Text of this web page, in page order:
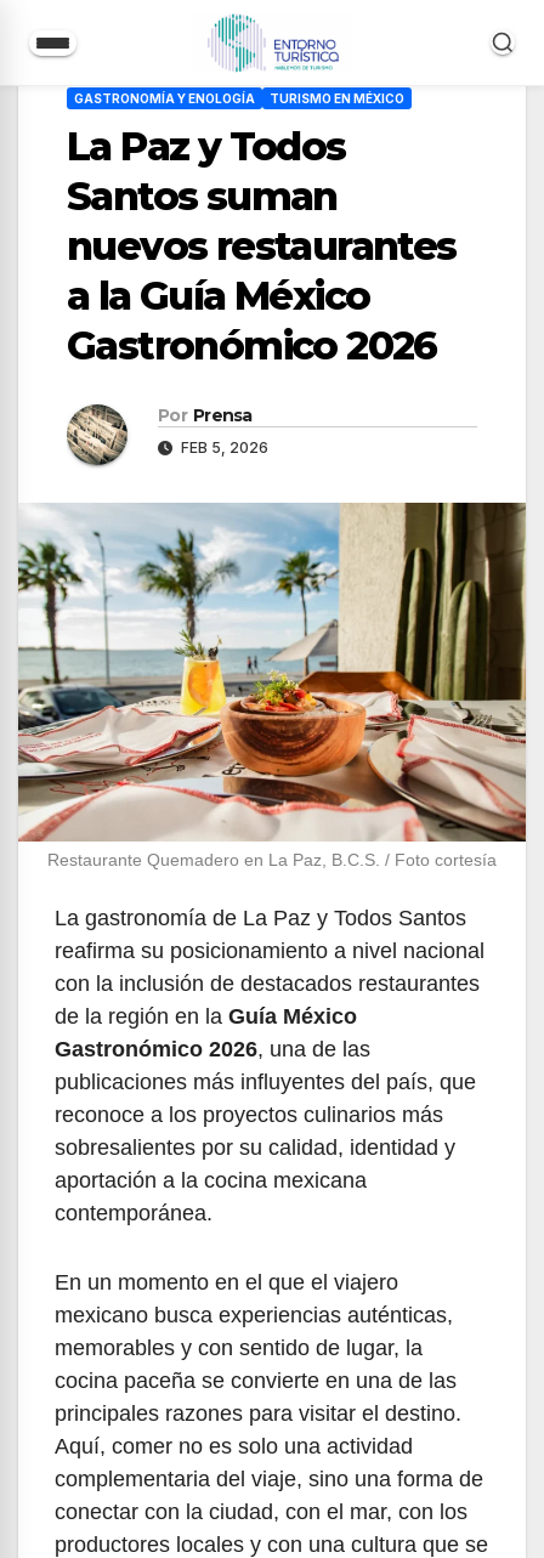
GASTRONOMÍA Y ENOLOGÍA TURISMO EN MÉXICO
La Paz y Todos
Santos suman
nuevos restaurantes
a la Guía México
Gastronómico 2026
Por Prensa
FEB 5, 2026
Restaurante Quemadero en La Paz, B.C.S. / Foto cortesía
La gastronomía de La Paz y Todos Santos
reafirma su posicionamiento a nivel nacional
con la inclusión de destacados restaurantes
de la región en la Guía México
Gastronómico 2026, una de las
publicaciones más influyentes del país, que
reconoce a los proyectos culinarios más
sobresalientes por su calidad, identidad y
aportación a la cocina mexicana
contemporánea.
En un momento en el que el viajero
mexicano busca experiencias auténticas,
memorables y con sentido de lugar, la
cocina paceña se convierte en una de las
principales razones para visitar el destino.
Aquí, comer no es solo una actividad
complementaria del viaje, sino una forma de
conectar con la ciudad, con el mar, con los
productores locales y con una cultura que se